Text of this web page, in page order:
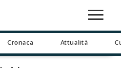
Cronaca Attualità